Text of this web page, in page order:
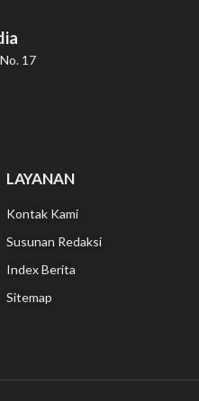
17
LAYANAN
Kontak Kami
Susunan Redaksi
Index Berita
Sitemap